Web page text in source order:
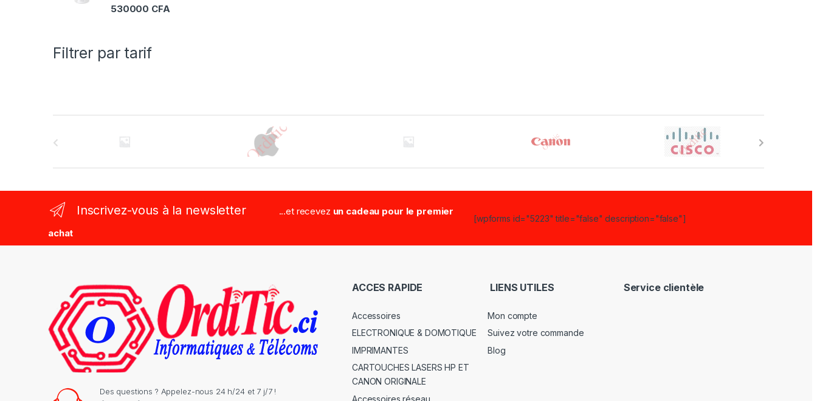
530000 CFA
Filtrer par tarif
s
Inscrivez-vous à la newsletter ...et recevez un cadeau pour le premier
achat
[wpforms id="5223" title="false" description="false"]
Des questions ? Appelez-nous 24 h/24 et 7 j/7 !
ACCES RAPIDE
Accessoires
ELECTRONIQUE & DOMOTIQUE
IMPRIMANTES
CARTOUCHES LASERS HP ET
CANON ORIGINALE
Accessoires réseau
LIENS UTILES
Mon compte
Suivez votre commande
Blog
Service clientèle